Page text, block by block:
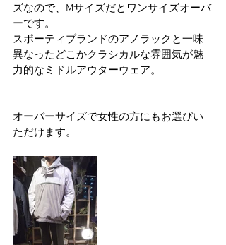
ズなので、Mサイズだとワンサイズオーバ
ーです。
スポーティブランドのアノラックと一味
異なったどこかクラシカルな雰囲気が魅
力的なミドルアウターウェア。
オーバーサイズで女性の方にもお選びい
ただけます。